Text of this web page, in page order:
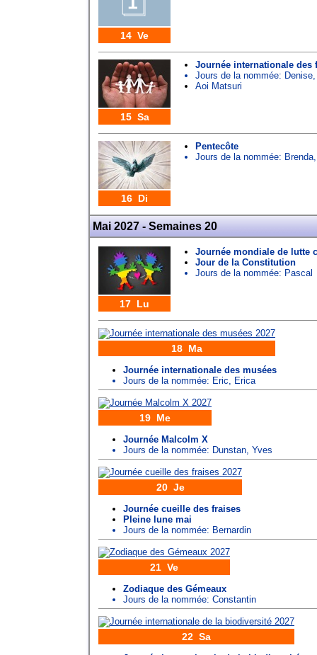
14 Ve
15 Sa
Journée internationale des
Jours de la nommée: Denise
Aoi Matsuri
16 Di
Pentecôte
Jours de la nommée: Brenda
Mai 2027 - Semaines 20
17 Lu
Journée mondiale de lutte
Jour de la Constitution
Jours de la nommée: Pascal
18 Ma
Journée internationale des musées
Jours de la nommée: Eric Erica
19 Me
Journée Malcolm X
Jours de la nommée: Dunstan Yves
20 Je
Journée cueille des fraises
Pleine lune mai
Jours de la nommée: Bernardin
21 Ve
Zodiaque des Gémeaux
Jours de la nommée: Constantin
22 Sa